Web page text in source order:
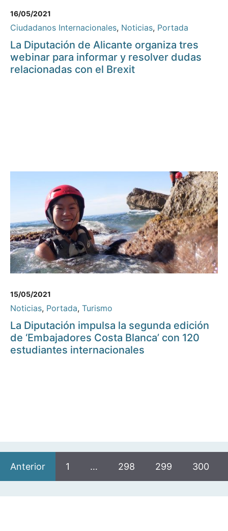
16/05/2021
Ciudadanos Internacionales, Noticias, Portada
La Diputación de Alicante organiza tres
webinar para informar y resolver dudas
relacionadas con el Brexit
15/05/2021
Noticias, Portada, Turismo
La Diputación impulsa la segunda edición
de ‘Embajadores Costa Blanca’ con 120
estudiantes internacionales
Anterior 1 … 298 299 300